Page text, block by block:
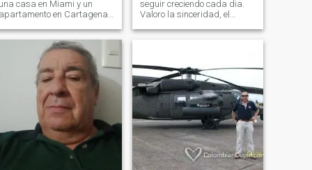
una casa en Miami y un
apartamento en Cartagena
dado mucho y quiero
compartirlo con la dama que
Dios ha elegido para mí. Soy
romántico y divertido y quiero
desarrollar una
seguir creciendo cada dia.
Valoro la sinceridad, el
transmiten paz y buena
juegos ni apariencias,
dejando que todo flu